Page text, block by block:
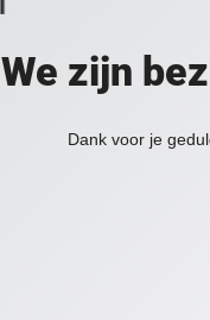
We zijn
Dank voor je